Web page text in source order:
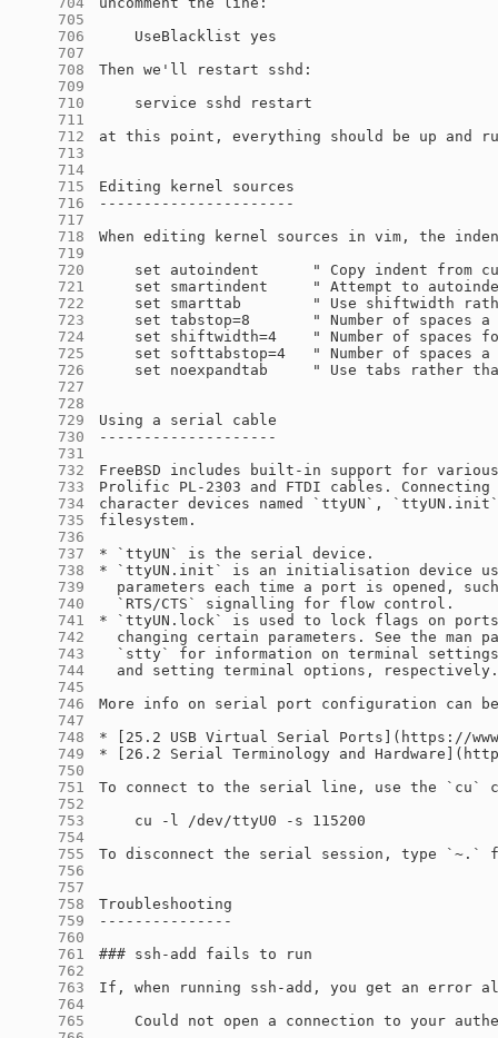
    705
    706
    707
    708
    709
    710
    711
    712
    713
    714
    715
    716
    717
    718
    719
    720
    721
    722
    723
    724
    725
    726
    727
    728
    729
    730
    731
    732
    733
    734
    735
    736
    737
    738
    739
    740
    741
    742
    743
    744
    745
    746
    747
    748
    749
    750
    751
    752
    753
    754
    755
    756
    757
    758
    759
    760
    761
    762
    763
    764
    765